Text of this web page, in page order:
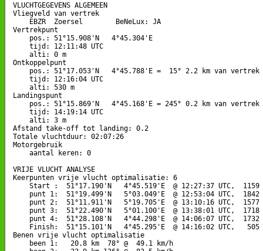
VLUCHTGEGEVENS ALGEMEEN
Vliegveld van vertrek
    EBZR  Zoersel        BeNeLux: JA
Vertrekpunt
    pos.: 51°15.908'N   4°45.304'E
    tijd: 12:11:48 UTC
    alti: 0 m
Ontkoppelpunt
    pos.: 51°17.053'N   4°45.788'E =  15° 2.2 km van vertrek
    tijd: 12:16:04 UTC
    alti: 530 m
Landingspunt
    pos.: 51°15.869'N   4°45.168'E = 245° 0.2 km van vertrek
    tijd: 14:19:14 UTC
    alti: 3 m
Afstand take-off tot landing: 0.2
Totale vluchtduur: 02:07:26
Motorgebruik
    aantal keren: 0
VRIJE VLUCHT ANALYSE
Keerpunten vrije vlucht optimalisatie: 6
Start :  51°17.190'N   4°45.519'E  @ 12:27:37 UTC,  1159
punt 1:  51°19.499'N   5°03.049'E  @ 12:53:04 UTC,  1842
punt 2:  51°11.911'N   5°19.705'E  @ 13:10:16 UTC,  1577
punt 3:  51°22.490'N   5°01.100'E  @ 13:38:01 UTC,  1718
punt 4:  51°28.108'N   4°44.298'E  @ 14:06:07 UTC,  1732
Finish:  51°15.101'N   4°45.295'E  @ 14:16:02 UTC,   505
Benen vrije vlucht optimalisatie
    been 1:   20.8 km  78° @  49.1 km/h